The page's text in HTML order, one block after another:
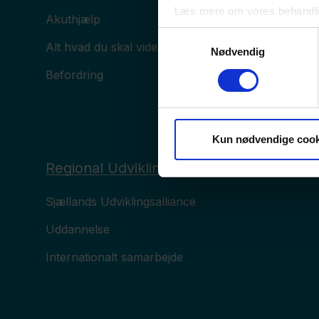
Læs mere om vores
Nødvendig
Kun nødvendige
Akuthjælp
Alt hvad du skal vide om sygdomme
Befordring
Regional Udvikling
Sjællands Udviklingsalliance
Uddannelse
Internationalt samarbejde